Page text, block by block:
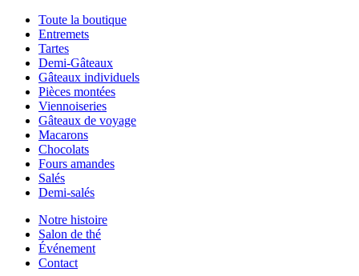
Toute la boutique
Entremets
Tartes
Demi-Gâteaux
Gâteaux individuels
Pièces montées
Viennoiseries
Gâteaux de voyage
Macarons
Chocolats
Fours amandes
Salés
Demi-salés
Notre histoire
Salon de thé
Événement
Contact